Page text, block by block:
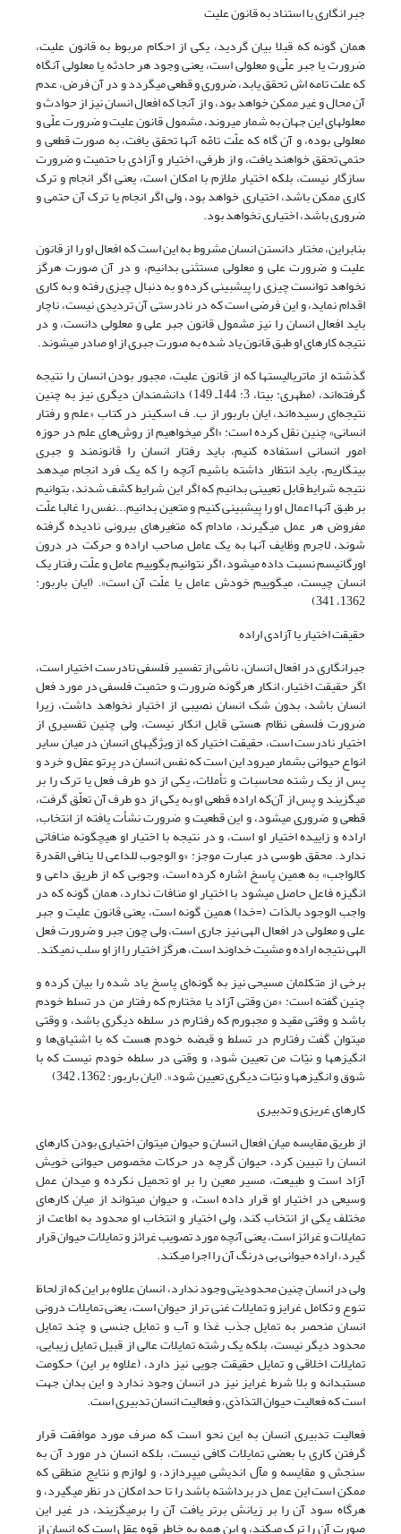
جبر انگاری با استناد به قانون علیت
همان گونه که قبلا بیان گردید، یکی از احکام مربوط به قانون علیت،
ضرورت یا جبر علّی و معلولی است، یعنی وجود هر حادثه یا معلولی آنگاه
که علت تامه اش تحقق یابد، ضروری و قطعی ‌‎می‎گردد و در آن فرض، عدم
آن محال و غیر ممکن خواهد بود، و از آنجا که افعال انسان نیز از حوادث و
معلول‎های این جهان به شمار ‌‎می‎روند، مشمول قانون علیت و ضرورت علّی و
معلولی بوده، و آن گاه که علّت تامّه آنها تحقق یافت، به صورت قطعی و
حتمی تحقق خواهند یافت، و از طرفی، اختیار و آزادی با حتمیت و ضرورت
سازگار نیست، بلکه اختیار ملازم با امکان است، یعنی اگر انجام و ترک
کاری ممکن باشد، اختیاری خواهد بود، ولی اگر انجام یا ترک آن حتمی و
ضروری باشد، اختیاری نخواهد بود.
بنابراین، مختار دانستن انسان مشروط به این است که افعال او را از قانون
علیت و ضرورت علی و معلولی مستثنی بدانیم، و در آن صورت هرگز
نخواهد توانست چیزی را‌ پیش‎بینی کرده و به دنبال چیزی رفته و به کاری
اقدام نماید، و این فرضی است که در نادرستی آن تردیدی نیست، ناچار
باید افعال انسان را نیز مشمول قانون جبر علی و معلولی دانست، و در
نتیجه کارهای او طبق قانون یاد شده به صورت جبری از او صادر ‌‎می‎شوند.
گذشته از ماتریالیستها که از قانون علیت، مجبور بودن انسان را نتیجه
گرفته‌اند، (مطهری: بی‎تا، 3: 144ـ 149) دانشمندان دیگری نیز به چنین
نتیجه‌ای رسیده‌اند، ایان باربور از ب. ف اسکینر در کتاب «علم و رفتار
انسانی» چنین نقل کرده است: «اگر ‌‎می‎خواهیم از روش‌های علم در حوزه
امور انسانی استفاده کنیم، باید رفتار انسان را قانونمند و جبری
بینگاریم، باید انتظار داشته باشیم آنچه را که یک فرد انجام می‎دهد
نتیجه شرایط قابل تعیینی بدانیم که اگر این شرایط کشف شدند، بتوانیم
بر طبق آنها اعمال او را‌ پیش‎بینی کنیم و متعین بدانیم...نفس را غالبا علّت
مفروض هر عمل ‌‎می‎گیرند، مادام که متغیرهای بیرونی نادیده گرفته
شوند، لاجرم وظایف آنها به یک عامل صاحب اراده و حرکت در درون
اورگانیسم نسبت داده ‌‎می‎شود، اگر نتوانیم بگوییم عامل و علّت رفتار یک
انسان چیست، ‌‎می‎گوییم خودش عامل یا علّت آن است». (ایان باربور:
1362، 341)
حقیقت اختیار یا آزادی اراده
جبرانگاری در افعال انسان، ناشی از تفسیر فلسفی نادرست اختیار ‌‎است،
اگر حقیقت اختیار، انکار هرگونه ضرورت و حتمیت فلسفی در مورد فعل
انسان باشد، بدون شک انسان نصیبی از اختیار نخواهد داشت، زیرا
ضرورت فلسفی نظام هستی قابل انکار نیست، ولی چنین تفسیری از
اختیار نادرست است، حقیقت اختیار که از ویژگی‎های انسان در میان سایر
انواع حیوانی بشمار ‌‎می‎رود این است که نفس انسان در پرتو عقل و خرد و
پس از یک رشته محاسبات و تأملات، یکی از دو طرف فعل یا ترک را بر
‌‎می‎گزیند و پس از آن‌که اراده قطعی او به یکی از دو طرف آن تعلّق گرفت،
قطعی و ضروری ‌‎می‎شود، و این قطعیت و ضرورت نشأت یافته از انتخاب،
اراده و زاییده اختیار او است، و در نتیجه با اختیار او هیچ‎گونه منافاتی
ندارد. محقق طوسی در عبارت موجز: «و الوجوب للداعی لا ینافی القدرة
کالواجب» به همین پاسخ اشاره کرده است، وجوبی که از طریق داعی و
انگیزه فاعل حاصل ‌‎می‎شود با اختیار او منافات ندارد، همان گونه که در
واجب الوجود بالذات (=خدا) همین گونه است، یعنی قانون علیت و جبر
علی و معلولی در افعال الهی نیز جاری است، ولی چون جبر و ضرورت فعل
الهی نتیجه اراده و مشیت خداوند است، هرگز اختیار را از او سلب نمی‎کند.
برخی از متکلمان مسیحی نیز به گونه‌ای پاسخ یاد شده را بیان کرده و
چنین گفته است: «من وقتی آزاد یا مختارم که رفتار من در تسلط خودم
باشد و وقتی مقید و مجبورم که رفتارم در سلطه دیگری باشد، و وقتی
می‎توان گفت رفتارم در تسلط و قبضه خودم هست که با اشتیاق‌ها و
انگیزه‎ها و نیّات من تعیین شود، و وقتی در سلطه خودم نیست که با
شوق و انگیزه‎ها و نیّات دیگری تعیین شود». (ایان باربور: 1362، 342)
کارهای غریزی و تدبیری
از طریق مقایسه میان افعال انسان و حیوان می‎توان اختیاری بودن کارهای
انسان را تبیین کرد، حیوان گرچه در حرکات مخصوص حیوانی خویش
آزاد است و طبیعت، مسیر معین را بر او تحمیل نکرده و میدان عمل
وسیعی در اختیار او قرار داده است، و حیوان می‎تواند از میان کارهای
مختلف یکی از انتخاب کند، ولی اختیار و انتخاب او محدود به اطاعت از
تمایلات و غرائز است، یعنی آنچه مورد تصویب غرائز و تمایلات حیوان قرار
گیرد، اراده حیوانی بی درنگ آن را اجرا می‎کند.
ولی در انسان چنین محدودیتی وجود ندارد، انسان علاوه بر این که از لحاظ
تنوع و تکامل غرایز و تمایلات غنی تر از حیوان است، یعنی تمایلات درونی
انسان منحصر به تمایل جذب غذا و آب و تمایل جنسی و چند تمایل
محدود دیگر نیست، بلکه یک رشته تمایلات عالی از قبیل تمایل زیبایی،
تمایلات اخلاقی و تمایل حقیقت جویی نیز دارد، (علاوه بر این) حکومت
مستبدانه و بلا شرط غرایز نیز در انسان وجود ندارد و این بدان جهت
است که فعالیت حیوان التذاذی، و فعالیت انسان تدبیری است.
فعالیت تدبیری انسان به این نحو است که صرف مورد موافقت قرار
گرفتن کاری با بعضی تمایلات کافی نیست، بلکه انسان در مورد آن به
سنجش و مقایسه و مآل اندیشی ‌‎می‎پردازد، و لوازم و نتایج منطقی که
ممکن است این عمل در برداشته باشد را تا حد امکان در نظر ‌‎می‎گیرد، و
هرگاه سود آن را بر زیانش برتر یافت آن را بر‌‎می‎گزیند، در غیر این
صورت آن را ترک می‎کند، و این همه به خاطر قوه عقل است که انسان از